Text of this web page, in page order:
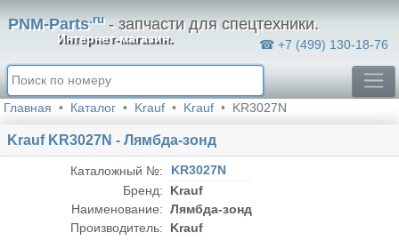
PNM-Parts.ru- запчасти для спецтехники.
Интернет-магазин. ☎ +7 (499) 130-18-76
Главная Каталог Krauf Krauf KR3027N
Krauf KR3027N - Лямбда-зонд
Каталожный №:
KR3027N
Бренд:
Krauf
Наименование: Лямбда-зонд
Производитель:
Krauf